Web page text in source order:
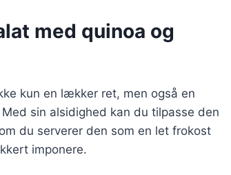
med quinoa og
kun en lækker ret, men også en
sin alsidighed kan du tilpasse den
du serverer den som en let frokost
imponere.